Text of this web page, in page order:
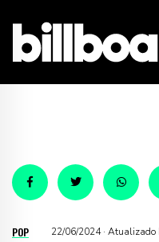
POP 22/06/2024 · Atualizado